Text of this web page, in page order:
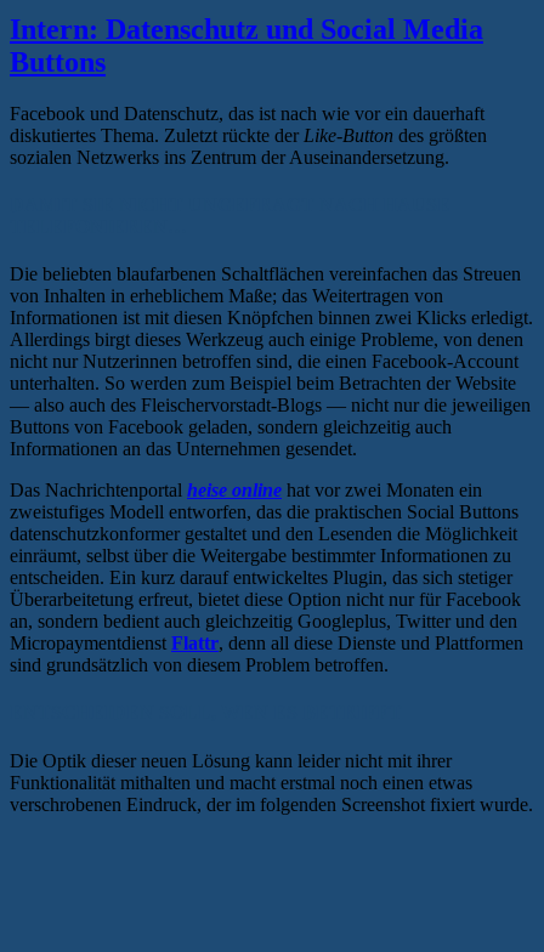
Intern: Datenschutz und Social Media
Buttons
Facebook und Datenschutz, das ist nach wie vor ein dauerhaft
diskutiertes Thema. Zuletzt rückte der Like-Button des größten
sozialen Netzwerks ins Zentrum der Auseinandersetzung.
Die beliebten blaufarbenen Schaltflächen vereinfachen das Streuen
von Inhalten in erheblichem Maße; das Weitertragen von
Informationen ist mit diesen Knöpfchen binnen zwei Klicks erledigt.
Allerdings birgt dieses Werkzeug auch einige Probleme, von denen
nicht nur Nutzerinnen betroffen sind, die einen Facebook-Account
unterhalten. So werden zum Beispiel beim Betrachten der Website
— also auch des Fleischervorstadt-Blogs — nicht nur die jeweiligen
Buttons von Facebook geladen, sondern gleichzeitig auch
Informationen an das Unternehmen gesendet.
Das Nachrichtenportal heise online hat vor zwei Monaten ein
zweistufiges Modell entworfen, das die praktischen Social Buttons
datenschutzkonformer gestaltet und den Lesenden die Möglichkeit
einräumt, selbst über die Weitergabe bestimmter Informationen zu
entscheiden. Ein kurz darauf entwickeltes Plugin, das sich stetiger
Überarbeitetung erfreut, bietet diese Option nicht nur für Facebook
an, sondern bedient auch gleichzeitig Googleplus, Twitter und den
Micropaymentdienst Flattr, denn all diese Dienste und Plattformen
sind grundsätzlich von diesem Problem betroffen.
Die Optik dieser neuen Lösung kann leider nicht mit ihrer
Funktionalität mithalten und macht erstmal noch einen etwas
verschrobenen Eindruck, der im folgenden Screenshot fixiert wurde.